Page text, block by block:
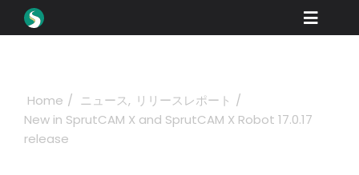
Toggle
ダウンロード
学ぶ
Home ニュース
リリースレポート
New in SprutCAM X and SprutCAM X Robot 17.0.17
release